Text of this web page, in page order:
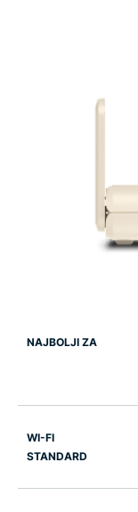
NAJBOLJI ZA
WI-FI
STANDARD